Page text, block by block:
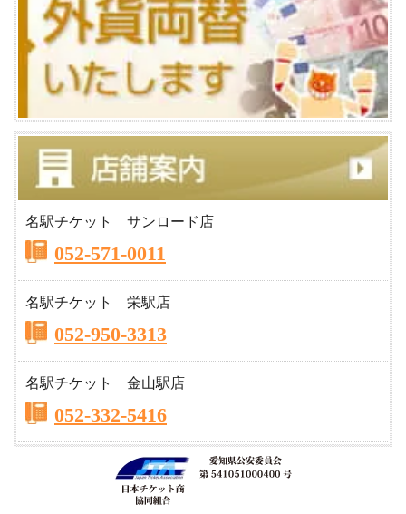
名駅チケット サンロード店
052-571-0011
名駅チケット 栄駅店
052-950-3313
名駅チケット 金山駅店
052-332-5416